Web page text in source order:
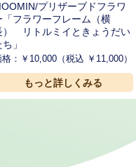
プリザーブドフラワ
「フラワーフレーム（横
） リトルミイときょうだい
」
格：￥10,000（税込 ￥11,000）
もっと詳しくみる